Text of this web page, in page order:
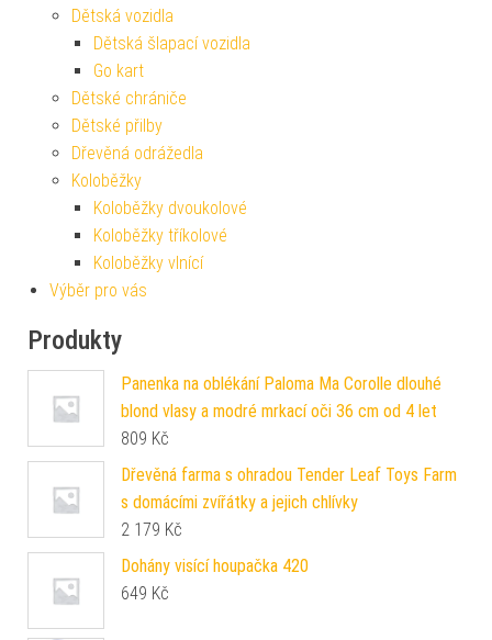
Dětská vozidla
Dětská šlapací vozidla
Go kart
Dětské chrániče
Dětské přilby
Dřevěná odrážedla
Koloběžky
Koloběžky dvoukolové
Koloběžky tříkolové
Koloběžky vlnící
Výběr pro vás
Produkty
Panenka na oblékání Paloma Ma Corolle dlouhé
blond vlasy a modré mrkací oči 36 cm od 4 let
809 Kč
Dřevěná farma s ohradou Tender Leaf Toys Farm
s domácími zvířátky a jejich chlívky
2 179 Kč
Dohány visící houpačka 420
649 Kč